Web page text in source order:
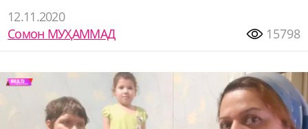
12.11.2020
Сомон МУҲАММАД
15798